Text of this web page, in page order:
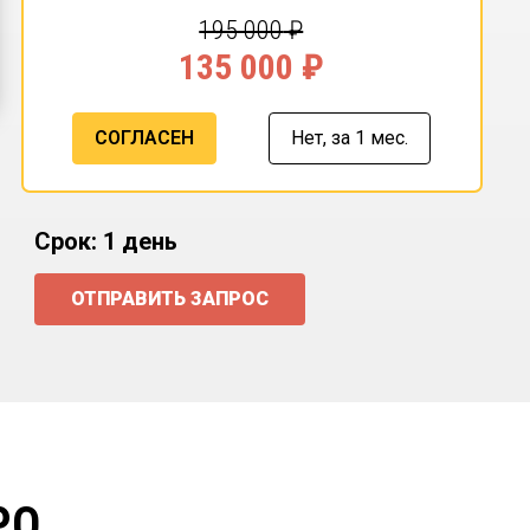
195 000₽
135 000 ₽
СОГЛАСЕН Нет, за 1 мес.
Срок: 1 день
ОТПРАВИТЬ ЗАПРОС